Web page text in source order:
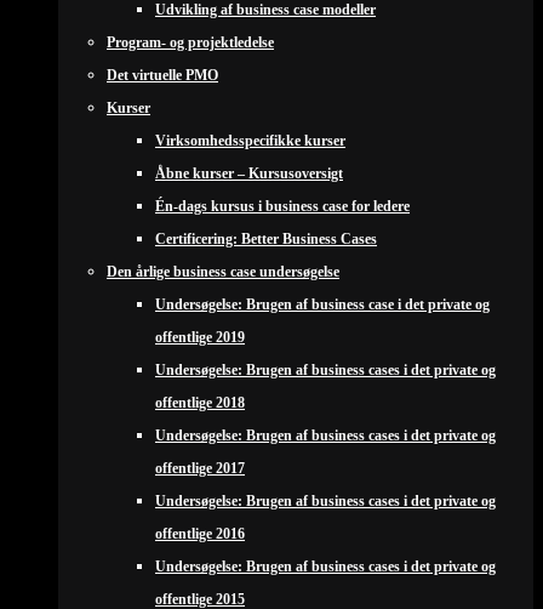
Udvikling af business case modeller
Program- og projektledelse
Det virtuelle PMO
Kurser
Virksomhedsspecifikke kurser
Åbne kurser – Kursusoversigt
Én-dags kursus i business case for ledere
Certificering: Better Business Cases
Den årlige business case undersøgelse
Undersøgelse: Brugen af business case i det private og
offentlige 2019
Undersøgelse: Brugen af business cases i det private og
offentlige 2018
Undersøgelse: Brugen af business cases i det private og
offentlige 2017
Undersøgelse: Brugen af business cases i det private og
offentlige 2016
Undersøgelse: Brugen af business cases i det private og
offentlige 2015